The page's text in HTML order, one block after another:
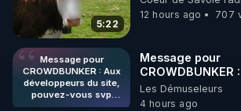
http://rgnr.li/odysee
🌱 LES STAGES EN PRÉSENTIEL
http://rgnr.li/stages
5:22
12 hours ago
707
Message pour
CROWDBUNKER : Aux
développeurs du site,
pouvez-vous svp
remettre la
Message pour
CROWDBUNKER
développeurs du
pouvez-vous svp
Les Démuseleurs
4 hours ago